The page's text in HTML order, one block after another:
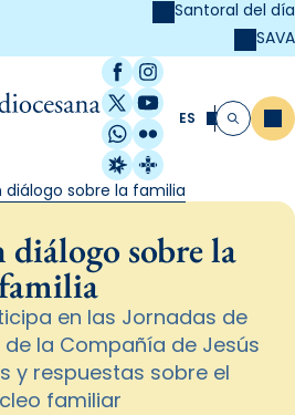
Santoral del día
SAVA
Facebook
Instagram
X / Twitter
YouTube
WhatsApp
Flickr
Radio Estel
Catalunya
ES Buscar
diálogo sobre la familia
diálogo sobre la
en las Jornadas de
la Compañía de Jesús
y respuestas sobre el
familiar